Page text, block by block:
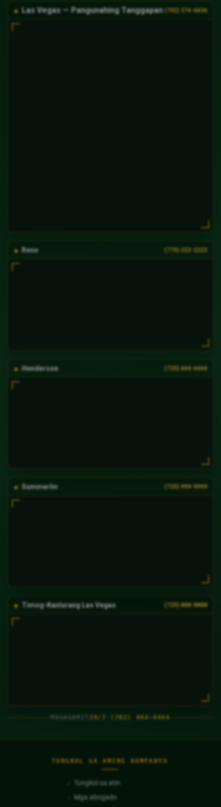
Las Vegas — Pangunahing Tanggapan (702) 374-0436
Reno (775) 222-2222
Henderson (725) 444-4444
Summerlin (725) 999-9999
Timog-Kanlurang Las Vegas (725) 888-8888
24/7 (702) 444-4444
TUNGKOL SA AMING KUMPANYA
Tungkol sa atin
Mga abogado